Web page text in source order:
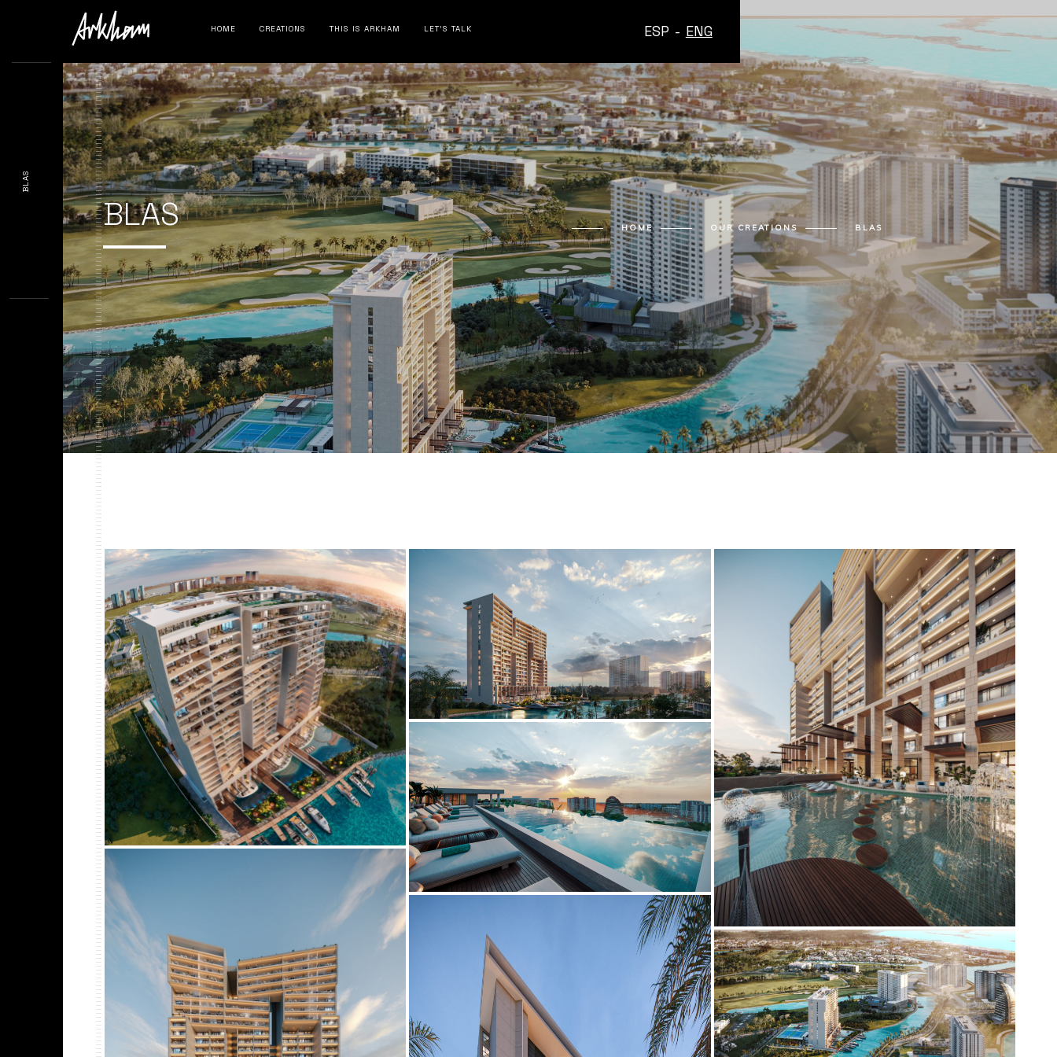
HOME CREATIONS THIS IS ARKHAM LET’S TALK ENG
-
ESP
BLAS HOME OUR CREATIONS BLAS
BLAS